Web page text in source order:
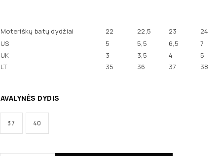
Moteriškų batų dydžiai 22 22,5 23
24
US
5 5,5 6,5
7
UK
3 3,5 4
5
LT
35 36 37 38
AVALYNĖS DYDIS
37 40